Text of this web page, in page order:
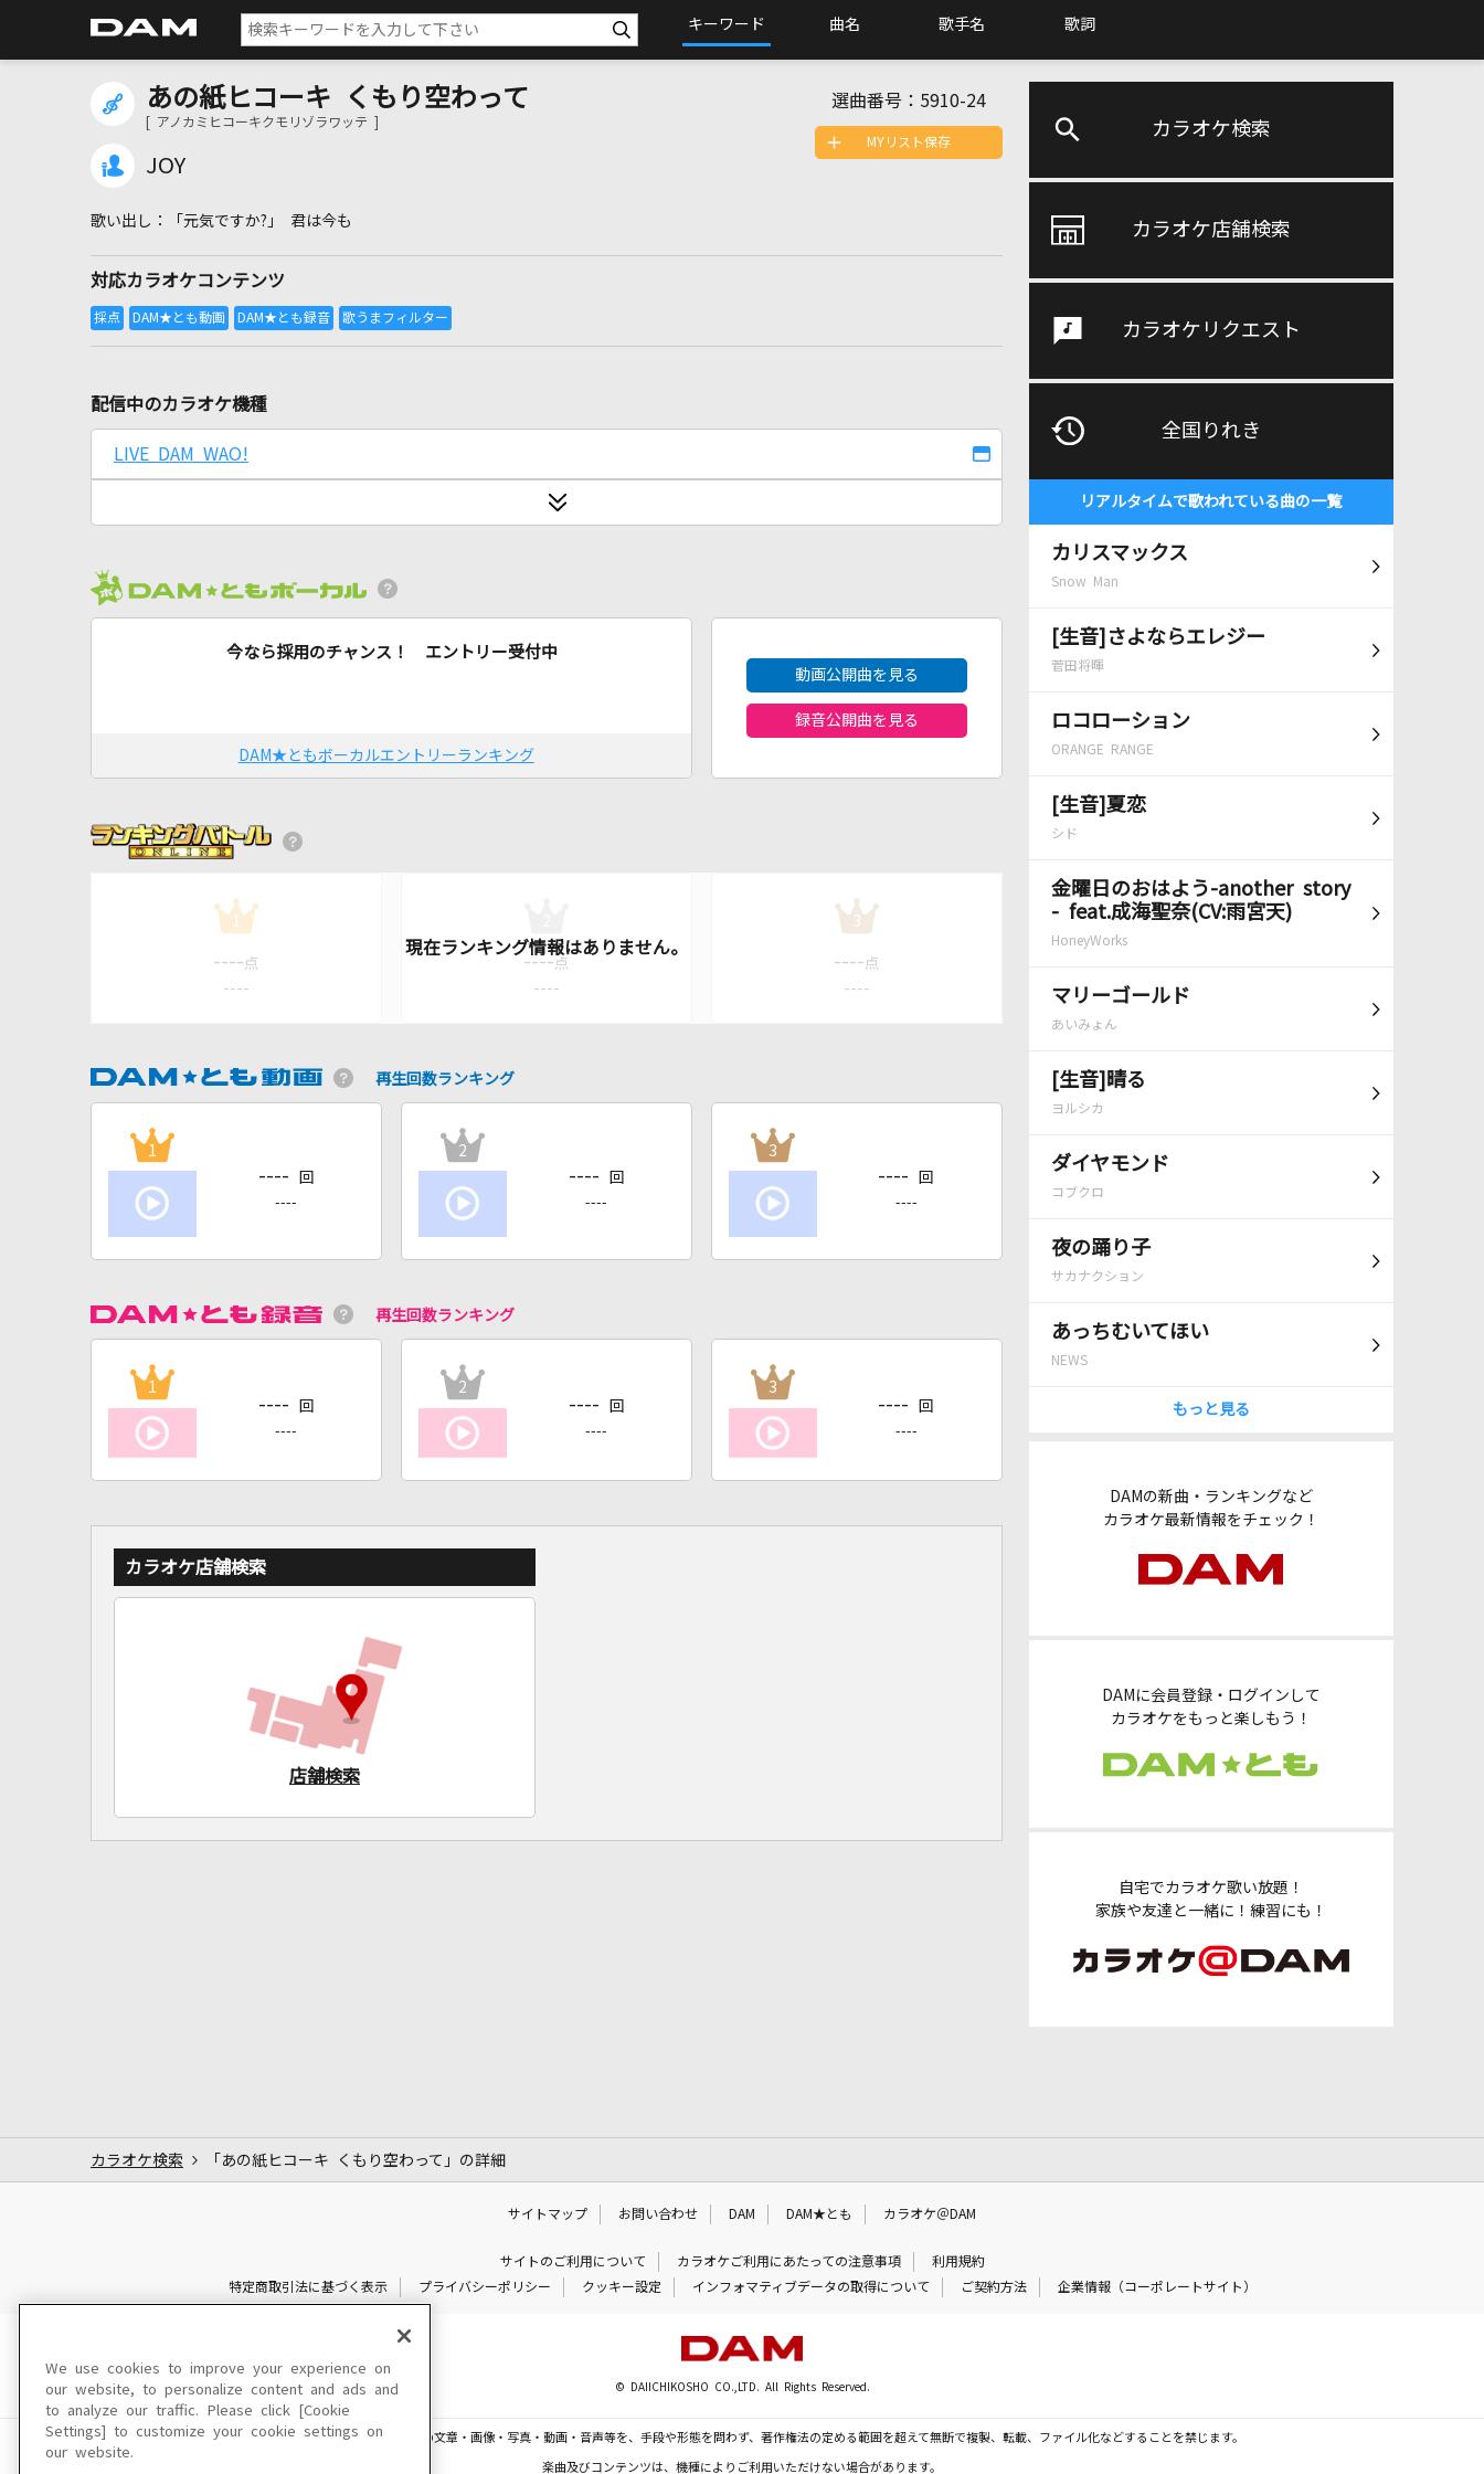
キーワード 曲名 歌手名 歌詞
カラオケ検索
カラオケ店舗検索
カラオケリクエスト
全国りれき
リアルタイムで歌われている曲の一覧
カリスマックス
Snow Man
[生音]さよならエレジー
菅田将暉
ロコローション
ORANGE RANGE
[生音]夏恋
シド
金曜日のおはよう-another story
- feat.成海聖奈(CV:雨宮天)
HoneyWorks
マリーゴールド
あいみょん
[生音]晴る
ヨルシカ
ダイヤモンド
コブクロ
夜の踊り子
サカナクション
あっちむいてほい
NEWS
もっと見る
DAMの新曲・ランキングなど
カラオケ最新情報をチェック！
DAMに会員登録・ログインして
カラオケをもっと楽しもう！
自宅でカラオケ歌い放題！
家族や友達と一緒に！練習にも！
あの紙ヒコーキ くもり空わって
[ アノカミヒコーキクモリゾラワッテ ]
JOY
選曲番号： 5910-24
「元気ですか?」 君は今も
対応カラオケコンテンツ
MYリスト保存
配信中のカラオケ機種
LIVE DAM WAO!
今なら採用のチャンス！ エントリー受付中
DAM★ともボーカルエントリーランキング
動画公開曲を見る
録音公開曲を見る
1
---- 点
----
---- 点
----
3
---- 点
----
再生回数ランキング
1
---- 回
----
2
---- 回
----
3
---- 回
----
再生回数ランキング
1
---- 回
----
2
---- 回
----
3
---- 回
----
カラオケ店舗検索
店舗検索
カラオケ検索 「あの紙ヒコーキ くもり空わって」の詳細
サイトマップ お問い合わせ DAM DAM★とも カラオケ＠DAM
サイトのご利用について カラオケご利用にあたっての注意事項
利用規約
特定商取引法に基づく表示
プライバシーポリシー クッキー設定 インフォマティブデータの取得について ご契約方法 企業情報（コーポレートサイト）
© DAIICHIKOSHO CO.,LTD. All Rights Reserved.
このサイトに掲載されている一切の文章・画像・写真・動画・音声等を、手段や形態を問わず、著作権法の定める範囲を超えて無断で複製、転載、ファイル化などすることを禁じます。
楽曲及びコンテンツは、機種によりご利用いただけない場合があります。
We use cookies to improve your experience on
our website, to personalize content and ads and
to analyze our traffic. Please click [Cookie
Settings] to customize your cookie settings on
our website.